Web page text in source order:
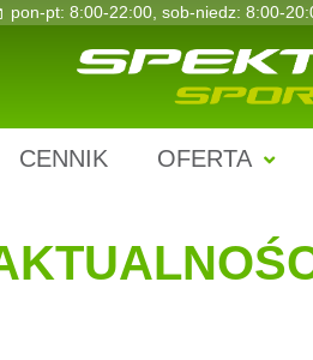
pon-pt: 8:00-22:00, sob-niedz: 8:00-
CENNIK OFERTA